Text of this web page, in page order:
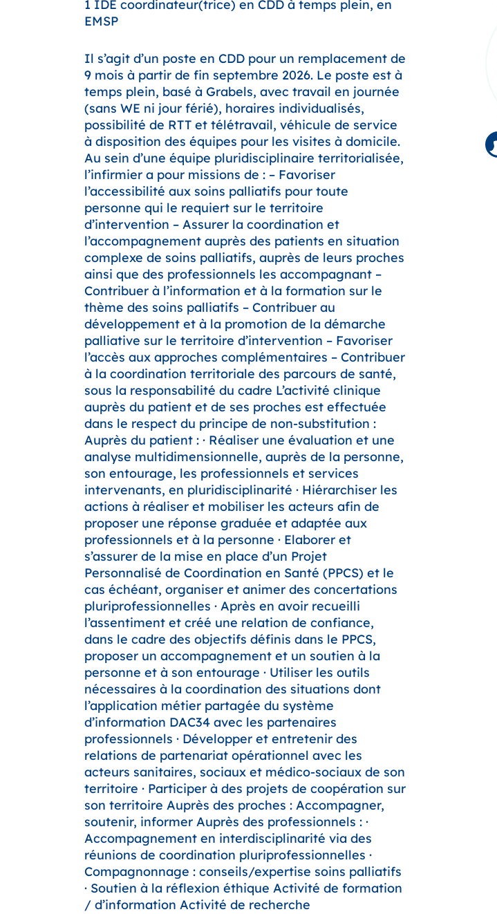
1 IDE coordinateur(trice) en CDD à temps plein, en
EMSP
Il s’agit d’un poste en CDD pour un remplacement de
9 mois à partir de fin septembre 2026. Le poste est à
temps plein, basé à Grabels, avec travail en journée
(sans WE ni jour férié), horaires individualisés,
possibilité de RTT et télétravail, véhicule de service
à disposition des équipes pour les visites à domicile.
Au sein d’une équipe pluridisciplinaire territorialisée,
l’infirmier a pour missions de : – Favoriser
l’accessibilité aux soins palliatifs pour toute
personne qui le requiert sur le territoire
d’intervention – Assurer la coordination et
l’accompagnement auprès des patients en situation
complexe de soins palliatifs, auprès de leurs proches
ainsi que des professionnels les accompagnant –
Contribuer à l’information et à la formation sur le
thème des soins palliatifs – Contribuer au
développement et à la promotion de la démarche
palliative sur le territoire d’intervention – Favoriser
l’accès aux approches complémentaires – Contribuer
à la coordination territoriale des parcours de santé,
sous la responsabilité du cadre L’activité clinique
auprès du patient et de ses proches est effectuée
dans le respect du principe de non-substitution :
Auprès du patient : · Réaliser une évaluation et une
analyse multidimensionnelle, auprès de la personne,
son entourage, les professionnels et services
intervenants, en pluridisciplinarité · Hiérarchiser les
actions à réaliser et mobiliser les acteurs afin de
proposer une réponse graduée et adaptée aux
professionnels et à la personne · Elaborer et
s’assurer de la mise en place d’un Projet
Personnalisé de Coordination en Santé (PPCS) et le
cas échéant, organiser et animer des concertations
pluriprofessionnelles · Après en avoir recueilli
l’assentiment et créé une relation de confiance,
dans le cadre des objectifs définis dans le PPCS,
proposer un accompagnement et un soutien à la
personne et à son entourage · Utiliser les outils
nécessaires à la coordination des situations dont
l’application métier partagée du système
d’information DAC34 avec les partenaires
professionnels · Développer et entretenir des
relations de partenariat opérationnel avec les
acteurs sanitaires, sociaux et médico-sociaux de son
territoire · Participer à des projets de coopération sur
son territoire Auprès des proches : Accompagner,
soutenir, informer Auprès des professionnels : ·
Accompagnement en interdisciplinarité via des
réunions de coordination pluriprofessionnelles ·
Compagnonnage : conseils/expertise soins palliatifs
· Soutien à la réflexion éthique Activité de formation
/ d’information Activité de recherche